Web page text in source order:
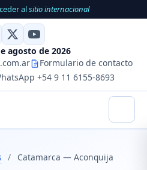
alsitio internacional
agosto de 2026
Formulario de contacto
+54 9 11 6155-8693
/ Catamarca — Aconquija